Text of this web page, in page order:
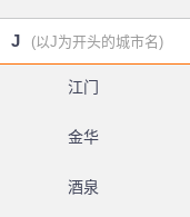
J (以J为开头的城市名)
江门
金华
酒泉